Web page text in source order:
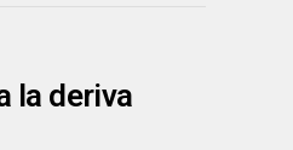
la deriva